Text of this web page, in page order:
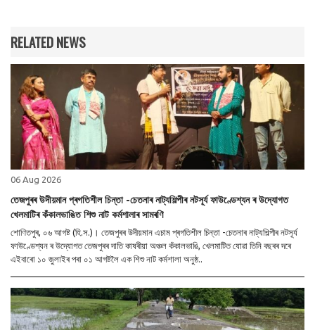
RELATED NEWS
06 Aug 2026
তেজপুৰৰ উদীয়মান প্ৰগতিশীল চিন্তা -চেতনাৰ নাট্যশিল্পীৰ নটসূৰ্য ফাউণ্ডেশ্যন ৰ উদ্যোগত
খেলমাটিৰ কঁকালভাঙিত শিশু নাট কৰ্মশালাৰ সামৰণি
শোণিতপুৰ, ০৬ আগষ্ট (হি.স.)। তেজপুৰৰ উদীয়মান এচাম প্ৰগতিশীল চিন্তা -চেতনাৰ নাট্যশিল্পীৰ নটসূৰ্য
ফাউণ্ডেশ্যন ৰ উদ্যোগত তেজপুৰৰ দাতি কাষৰীয়া অঞ্চল কঁকালভাঙি, খেলমাটিত যোৱা তিনি বছৰৰ দৰে
এইবাৰো ১০ জুলাইৰ পৰা ০১ আগষ্টলৈ এক শিশু নাট কৰ্মশালা অনুষ্ঠ..